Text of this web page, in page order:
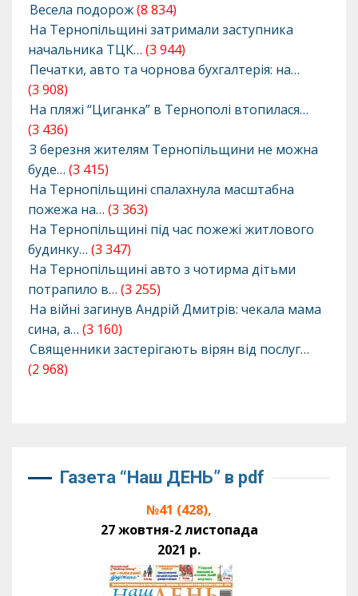
Весела подорож(8 834)
На Тернопільщині затримали заступника
начальника ТЦК… (3 944)
Печатки, авто та чорнова бухгалтерія: на…
(3 908)
На пляжі “Циганка” в Тернополі втопилася…
(3 436)
З березня жителям Тернопільщини не можна
буде… (3 415)
На Тернопільщині спалахнула масштабна
пожежа на… (3 363)
На Тернопільщині під час пожежі житлового
будинку… (3 347)
На Тернопільщині авто з чотирма дітьми
потрапило в… (3 255)
На війні загинув Андрій Дмитрів: чекала мама
сина, а… (3 160)
Священники застерігають вірян від послуг…
(2 968)
Газета “Наш ДЕНЬ” в pdf
№41 (428),
27 жовтня-2 листопада
2021 р.